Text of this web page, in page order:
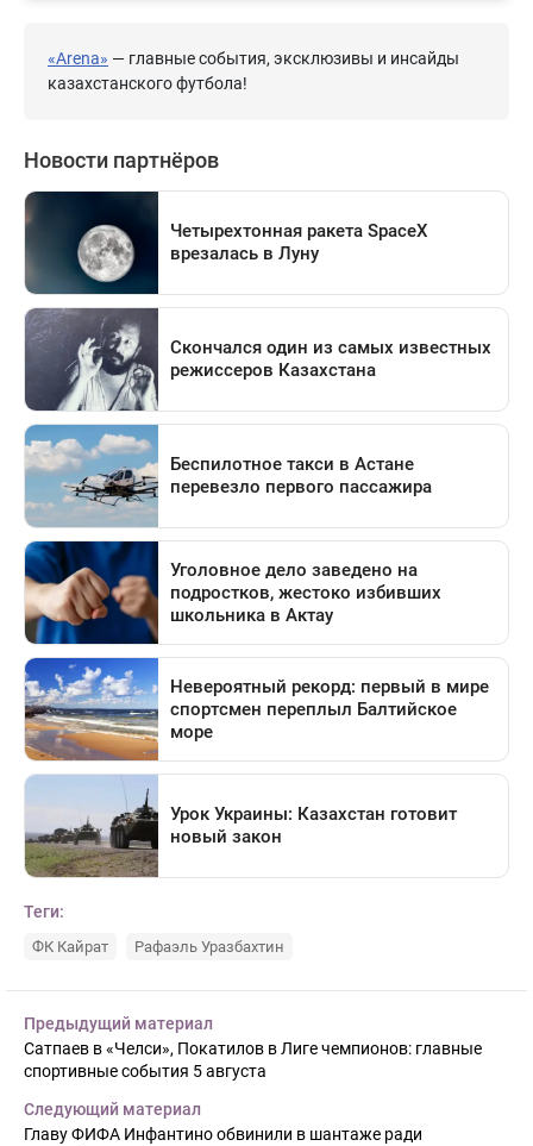
«Arena» — главные события, эксклюзивы и инсайды
казахстанского футбола!
Теги:
ФК Кайрат Рафаэль Уразбахтин
Предыдущий материал
Сатпаев в «Челси», Покатилов в Лиге чемпионов: главные
спортивные события 5 августа
Следующий материал
Главу ФИФА Инфантино обвинили в шантаже ради